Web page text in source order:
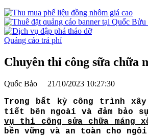
Quảng cáo trả phí
Chuyên thi công sữa chữa
Quốc Bảo 21/10/2023 10:27:30
Trong bất kỳ công trình
tiết bên ngoài và đảm bảo
vụ thi công sửa chữa
bền vững và an toàn cho